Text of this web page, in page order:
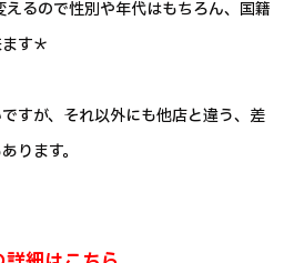
るので性別や年代はもちろん、国籍
す＊
すが、それ以外にも他店と違う、差
ります。